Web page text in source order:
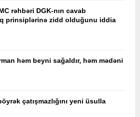
rəhbəri DGK-nın cavab
prinsiplərinə zidd olduğunu iddia
həm beyni sağaldır, həm mədəni
çatışmazlığını yeni üsulla